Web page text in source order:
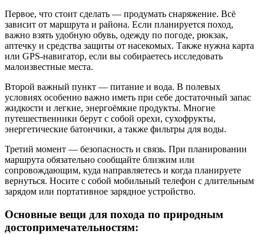
Первое, что стоит сделать — продумать снаряжение. Всё
зависит от маршрута и района. Если планируется поход,
важно взять удобную обувь, одежду по погоде, рюкзак,
аптечку и средства защиты от насекомых. Также нужна карта
или GPS-навигатор, если вы собираетесь исследовать
малоизвестные места.
Второй важный пункт — питание и вода. В полевых
условиях особенно важно иметь при себе достаточный запас
жидкости и легкие, энергоёмкие продукты. Многие
путешественники берут с собой орехи, сухофрукты,
энергетические батончики, а также фильтры для воды.
Третий момент — безопасность и связь. При планировании
маршрута обязательно сообщайте близким или
сопровождающим, куда направляетесь и когда планируете
вернуться. Носите с собой мобильный телефон с длительным
зарядом или портативное зарядное устройство.
Основные вещи для похода по природным
достопримечательностям: